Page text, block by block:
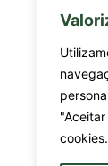
cookies.